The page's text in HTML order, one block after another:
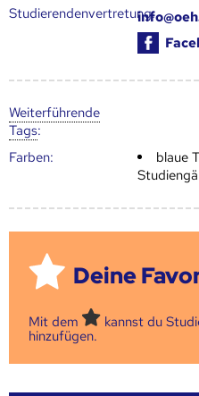
Studierendenvertretung:
Weiter­führende
Tags:
Farben:
blaue
Deine
Mit dem
kannst du
hinzufügen.